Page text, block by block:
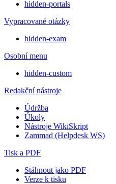
hidden-portals
Vypracované otázky
hidden-exam
Osobní menu
hidden-custom
Redakční nástroje
Údržba
Úkoly
Nástroje WikiSkript
Zammad (Helpdesk WS)
Tisk a PDF
Stáhnout jako PDF
Verze k tisku